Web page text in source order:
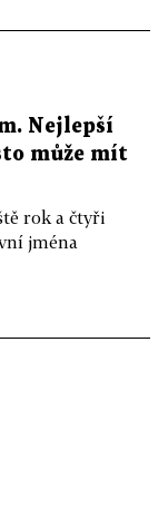
Nejlepší
může mít
rok a čtyři
jména